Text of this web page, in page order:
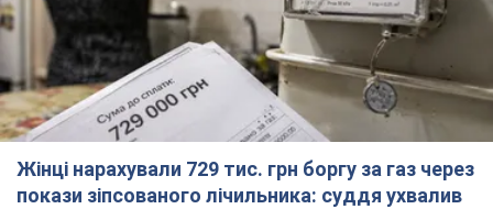
Жінці нарахували 729 тис. грн боргу за газ через
покази зіпсованого лічильника: суддя ухвалив